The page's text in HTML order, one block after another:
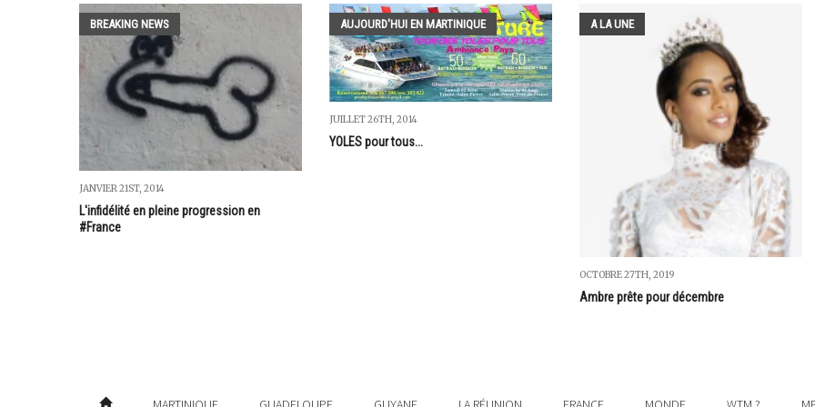
BREAKING NEWS
JANVIER 21ST, 2014
L'infidélité en pleine progression en
#France
AUJOURD'HUI EN MARTINIQUE
JUILLET 26TH, 2014
YOLES pour tous...
A LA UNE
OCTOBRE 27TH, 2019
Ambre prête pour décembre